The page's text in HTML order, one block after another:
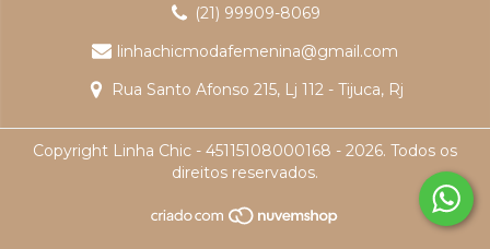
(21) 99909-8069
linhachicmodafemenina@gmail.com
Rua Santo Afonso 215, Lj 112 - Tijuca, Rj
Copyright Linha Chic - 45115108000168 - 2026. Todos os
direitos reservados.